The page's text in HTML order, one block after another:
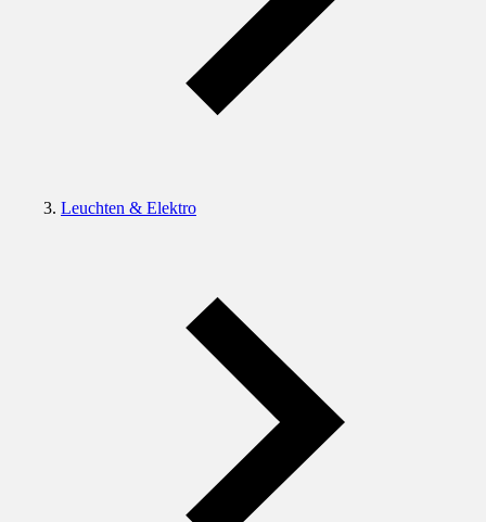
Leuchten & Elektro